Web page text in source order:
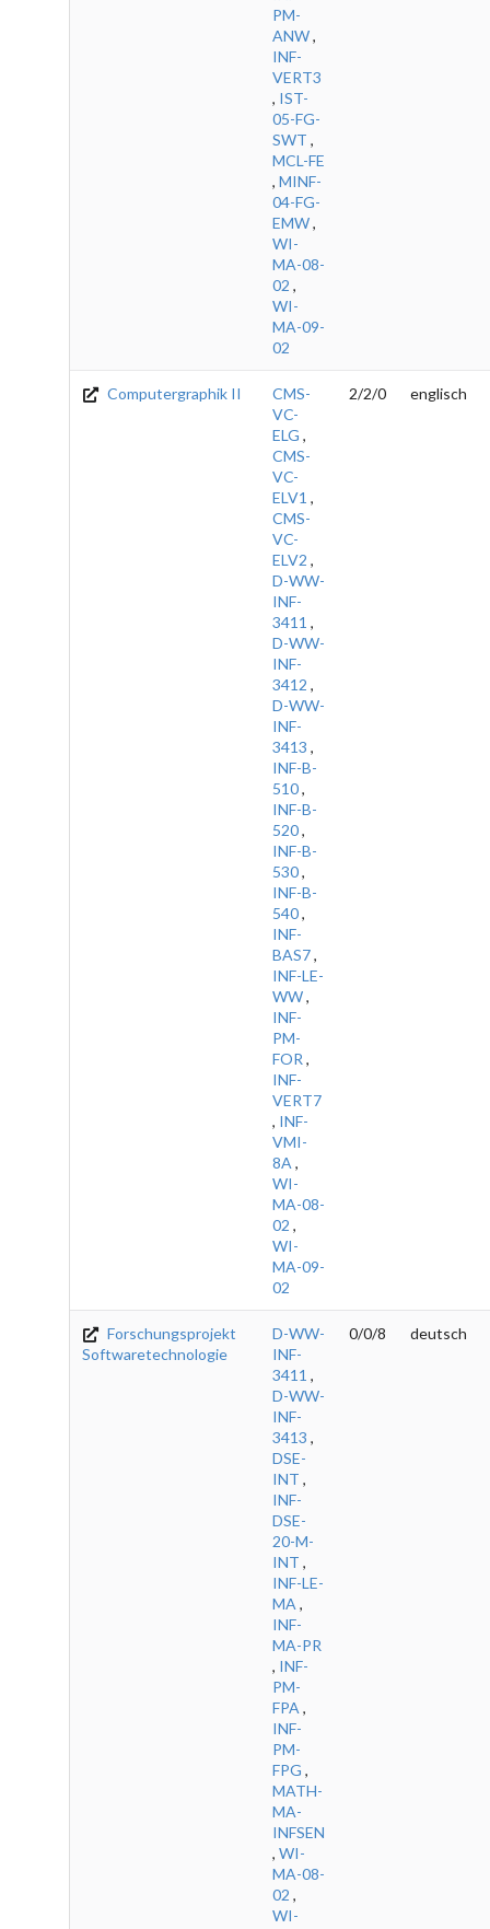
PM-
ANW,
INF-
VERT3
, IST-
05-FG-
SWT ,
MCL-FE
, MINF-
04-FG-
EMW,
WI-
MA-08-
02 ,
WI-
MA-09-
02
Computergraphik II
CMS-
VC-
ELG ,
CMS-
VC-
ELV1 ,
CMS-
VC-
ELV2 ,
D-WW-
INF-
3411 ,
D-WW-
INF-
3412 ,
D-WW-
INF-
3413 ,
INF-B-
510,
INF-B-
520,
INF-B-
530,
INF-B-
540,
INF-
BAS7,
INF-LE-
WW,
INF-
PM-
FOR ,
INF-
VERT7
, INF-
VMI-
8A ,
WI-
MA-08-
02 ,
WI-
MA-09-
02
2/2/0 englisch
Forschungsprojekt
Softwaretechnologie
D-WW-
INF-
3411 ,
D-WW-
INF-
3413 ,
DSE-
INT ,
INF-
DSE-
20-M-
INT ,
INF-LE-
MA ,
INF-
MA-PR
, INF-
PM-
FPA ,
INF-
PM-
FPG ,
MATH-
MA-
INFSEN
, WI-
MA-08-
02 ,
WI-
0/0/8 deutsch